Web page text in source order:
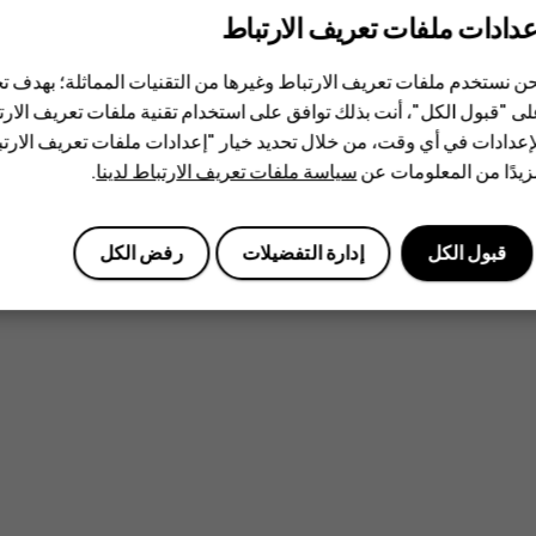
ملفات تعريف الارتباط
نستخدم ملفات تعريف الارتباط وغيرها من التقنيات المماثلة؛
"قبول الكل"، أنت بذلك توافق على استخدام تقنية ملفات تعريف
في أي وقت، من خلال تحديد خيار "إعدادات ملفات تعريف
من المعلومات عنسياسة ملفات تعريف الارتباط لدينا.
رفض الكل إدارة التفضيلات قبول الكل